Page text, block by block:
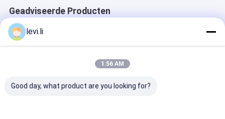
Geadviseerde Producten
levi.li
1:56 AM
Good day, what product are you looking for?